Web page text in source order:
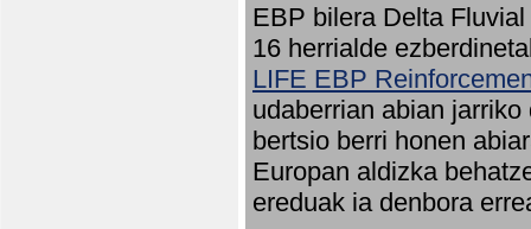
EBP bilera Delta
16 herrialde
LIFE EBP
udaberrian abian
bertsio berri honen
Europan aldizka
ereduak ia denbora